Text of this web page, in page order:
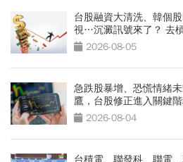
台股融資大清洗、韓個
視…沉澱訊號來了？ 去
2026-08-05
急跌股暴增、恐慌情緒
鷹，台股修正進入關鍵
2026-08-04